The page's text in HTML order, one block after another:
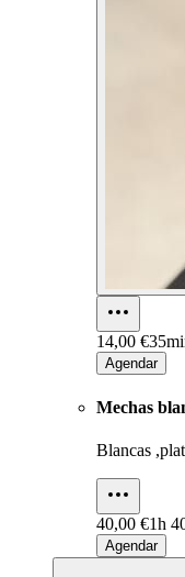
14,00 €
Agendar
Mechas
Blancas
40,00 €1h
Agendar